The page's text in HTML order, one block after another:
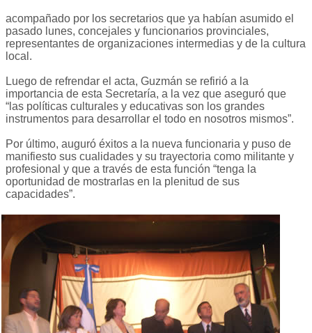
acompañado por los secretarios que ya habían asumido el
pasado lunes, concejales y funcionarios provinciales,
representantes de organizaciones intermedias y de la cultura
local.
Luego de refrendar el acta, Guzmán se refirió a la
importancia de esta Secretaría, a la vez que aseguró que
“las políticas culturales y educativas son los grandes
instrumentos para desarrollar el todo en nosotros mismos”.
Por último, auguró éxitos a la nueva funcionaria y puso de
manifiesto sus cualidades y su trayectoria como militante y
profesional y que a través de esta función “tenga la
oportunidad de mostrarlas en la plenitud de sus
capacidades”.